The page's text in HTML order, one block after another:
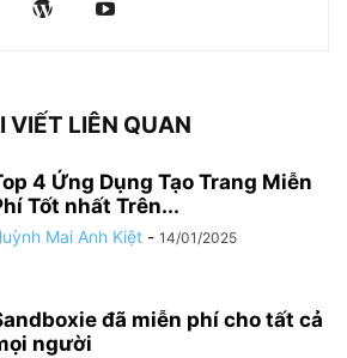
VIẾT LIÊN QUAN
4 Ứng Dụng Tạo Trang Miễn
Tốt nhất Trên...
Mai Anh Kiệt - 14/01/2025
đã miễn phí cho tất cả
người